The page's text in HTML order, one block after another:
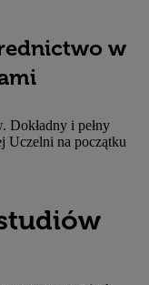
w
Dokładny i pełny
Uczelni na początku